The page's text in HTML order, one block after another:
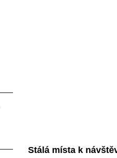
Stálá místa k